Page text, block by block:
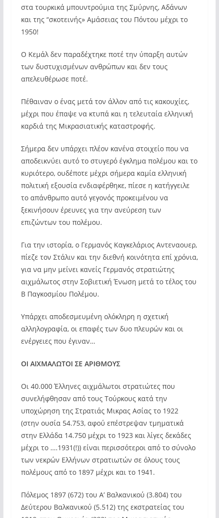
στα τουρκικά μπουντρούμια της Σμύρνης, Αδάνων
και της “σκοτεινής» Αμάσειας του Πόντου μέχρι το
1950!
Ο Κεμάλ δεν παραδέχτηκε ποτέ την ύπαρξη αυτών
των δυστυχισμένων ανθρώπων και δεν τους
απελευθέρωσε ποτέ.
Πέθαιναν ο ένας μετά τον άλλον από τις κακουχίες,
μέχρι που έπαψε να κτυπά και η τελευταία ελληνική
καρδιά της Μικρασιατικής καταστροφής.
Σήμερα δεν υπάρχει πλέον κανένα στοιχείο που να
αποδεικνύει αυτό το στυγερό έγκλημα πολέμου και το
κυριότερο, ουδέποτε μέχρι σήμερα καμία ελληνική
πολιτική εξουσία ενδιαφέρθηκε, πίεσε η κατήγγειλε
το απάνθρωπο αυτό γεγονός προκειμένου να
ξεκινήσουν έρευνες για την ανεύρεση των
επιζώντων του πολέμου.
Για την ιστορία, ο Γερμανός Καγκελάριος Αντεναουερ,
πίεζε τον Στάλιν και την διεθνή κοινότητα επί χρόνια,
για να μην μείνει κανείς Γερμανός στρατιώτης
αιχμάλωτος στην Σοβιετική Ένωση μετά το τέλος του
Β Παγκοσμίου Πολέμου.
Υπάρχει αποδεσμευμένη ολόκληρη η σχετική
αλληλογραφία, οι επαφές των δυο πλευρών και οι
ενέργειες που έγιναν…
ΟΙ ΑΙΧΜΑΛΩΤΟΙ ΣΕ ΑΡΙΘΜΟΥΣ
Οι 40.000 Έλληνες αιχμάλωτοι στρατιώτες που
συνελήφθησαν από τους Τούρκους κατά την
υποχώρηση της Στρατιάς Μικρας Ασίας το 1922
(στην ουσία 54.753, αφού επέστρεψαν τμηματικά
στην Ελλάδα 14.750 μέχρι το 1923 και λίγες δεκάδες
μέχρι το ….1931(!)) είναι περισσότεροι από το σύνολο
των νεκρών Ελλήνων στρατιωτών σε όλους τους
πολέμους από το 1897 μέχρι και το 1941.
Πόλεμος 1897 (672) του Α’ Βαλκανικού (3.804) του
Δεύτερου Βαλκανικού (5.512) της εκστρατείας του